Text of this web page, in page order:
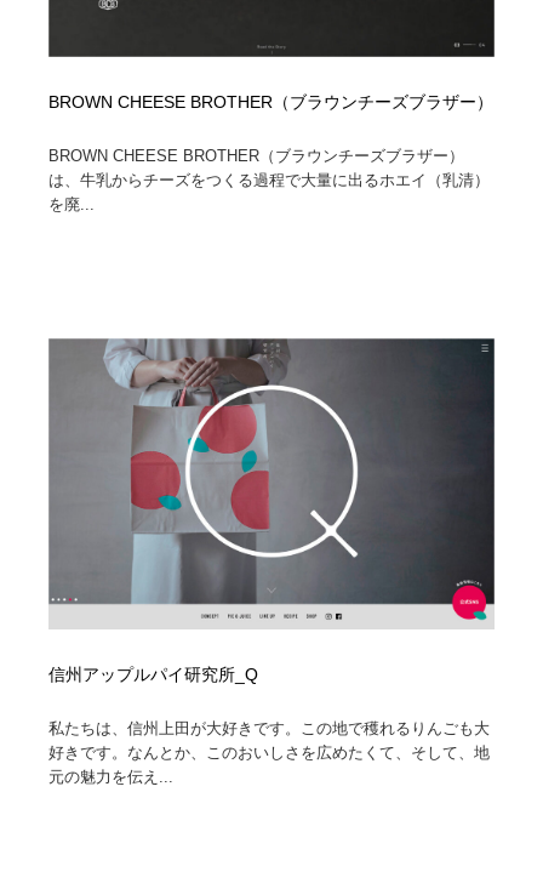
BROWN CHEESE BROTHER（ブラウンチーズブラザー）
BROWN CHEESE BROTHER（ブラウンチーズブラザー）
は、牛乳からチーズをつくる過程で大量に出るホエイ（乳清）
を廃...
信州アップルパイ研究所_Q
私たちは、信州上田が大好きです。この地で穫れるりんごも大
好きです。なんとか、このおいしさを広めたくて、そして、地
元の魅力を伝え...